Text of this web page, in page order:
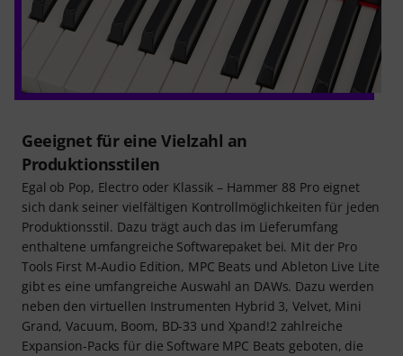
Geeignet für eine Vielzahl an
Produktionsstilen
Egal ob Pop, Electro oder Klassik – Hammer 88 Pro eignet
sich dank seiner vielfältigen Kontrollmöglichkeiten für jeden
Produktionsstil. Dazu trägt auch das im Lieferumfang
enthaltene umfangreiche Softwarepaket bei. Mit der Pro
Tools First M-Audio Edition, MPC Beats und Ableton Live Lite
gibt es eine umfangreiche Auswahl an DAWs. Dazu werden
neben den virtuellen Instrumenten Hybrid 3, Velvet, Mini
Grand, Vacuum, Boom, BD-33 und Xpand!2 zahlreiche
Expansion-Packs für die Software MPC Beats geboten, die